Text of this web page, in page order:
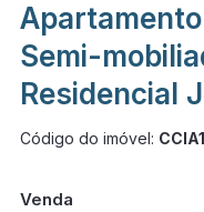
Semi-
Residencial
Código do imóvel:
Venda